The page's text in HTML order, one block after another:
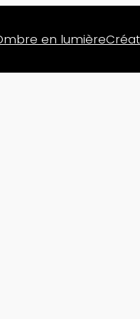
en lumière